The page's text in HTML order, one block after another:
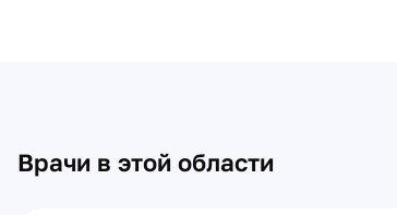
Врачи в этой области